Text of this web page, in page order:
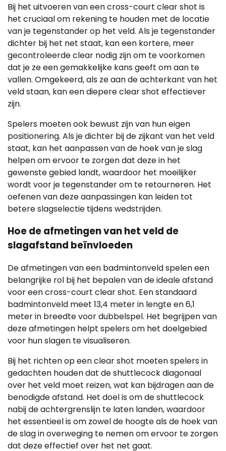
Bij het uitvoeren van een cross-court clear shot is
het cruciaal om rekening te houden met de locatie
van je tegenstander op het veld. Als je tegenstander
dichter bij het net staat, kan een kortere, meer
gecontroleerde clear nodig zijn om te voorkomen
dat je ze een gemakkelijke kans geeft om aan te
vallen. Omgekeerd, als ze aan de achterkant van het
veld staan, kan een diepere clear shot effectiever
zijn.
Spelers moeten ook bewust zijn van hun eigen
positionering. Als je dichter bij de zijkant van het veld
staat, kan het aanpassen van de hoek van je slag
helpen om ervoor te zorgen dat deze in het
gewenste gebied landt, waardoor het moeilijker
wordt voor je tegenstander om te retourneren. Het
oefenen van deze aanpassingen kan leiden tot
betere slagselectie tijdens wedstrijden.
Hoe de afmetingen van het veld de
slagafstand beïnvloeden
De afmetingen van een badmintonveld spelen een
belangrijke rol bij het bepalen van de ideale afstand
voor een cross-court clear shot. Een standaard
badmintonveld meet 13,4 meter in lengte en 6,1
meter in breedte voor dubbelspel. Het begrijpen van
deze afmetingen helpt spelers om het doelgebied
voor hun slagen te visualiseren.
Bij het richten op een clear shot moeten spelers in
gedachten houden dat de shuttlecock diagonaal
over het veld moet reizen, wat kan bijdragen aan de
benodigde afstand. Het doel is om de shuttlecock
nabij de achtergrenslijn te laten landen, waardoor
het essentieel is om zowel de hoogte als de hoek van
de slag in overweging te nemen om ervoor te zorgen
dat deze effectief over het net gaat.